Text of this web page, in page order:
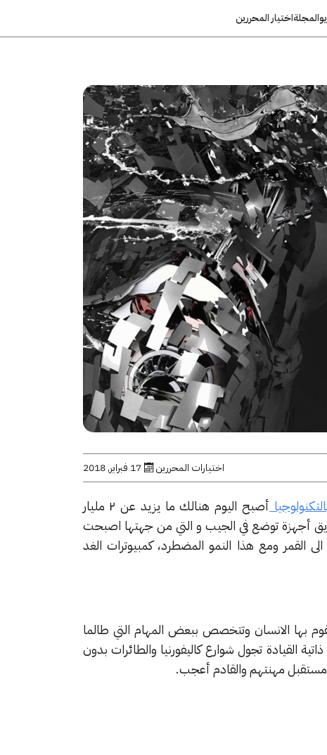
المجلةاختيار المحررين
اختيارات المحررين 17 فبراير, 2018
أصبح اليوم هنالك ما يزيد عن ٢ مليار
أجهزة توضع في الجيب و التي من جهتها اصبحت
القمر ومع هذا النمو المضطرد، كمبيوترات الغد
بها الانسان وتتخصص ببعض المهام التي طالما
القيادة تجول شوارع كاليفورنيا والطائرات بدون
مستقبل مهنتهم والقادم أعجب.